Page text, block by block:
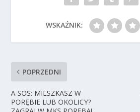
WSKAŹNIK:
POPRZEDNI
A SOS: MIESZKASZ W
PORĘBIE LUB OKOLICY?